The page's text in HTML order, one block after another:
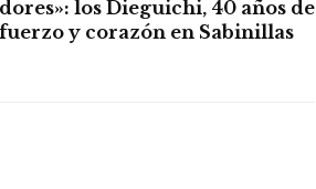
los Dieguichi, 40 años de
y corazón en Sabinillas